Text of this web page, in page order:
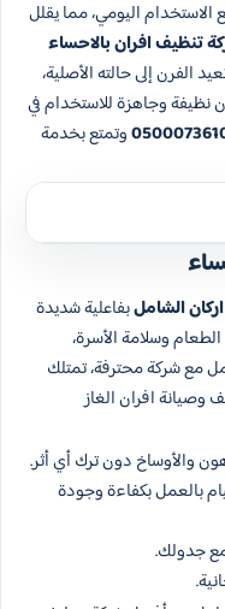
الاستخدام اليومي، مما يقلل
تنظيف افران بالاحساء
الفرن إلى حالته الأصلية،
نظيفة وجاهزة للاستخدام في
وتمتع بخدمة
الشاملبفاعلية شديدة
وسلامة الأسرة،
مع شركة محترفة، تمتلك
وصيانة افران الغاز
والأوساخ دون ترك أي أثر.
بالعمل بكفاءة وجودة
جدولك.